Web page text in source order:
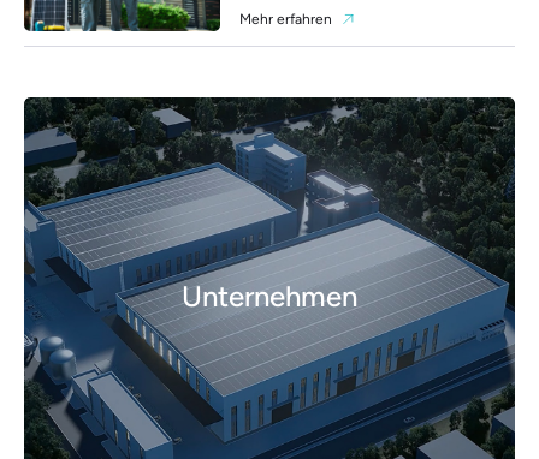
Mehr erfahren
Unternehmen